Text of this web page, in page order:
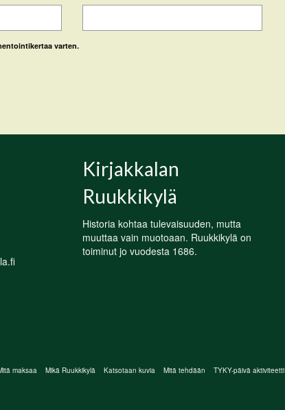
varten.
Kirjakkalan
Ruukkikylä
Historia kohtaa tulevaisuuden, mutta
muuttaa vain muotoaan. Ruukkikylä on
toiminut jo vuodesta 1686.
maksaa Mikä Ruukkikylä Katsotaan kuvia Mitä tehdään TYKY-päivä aktiviteetti